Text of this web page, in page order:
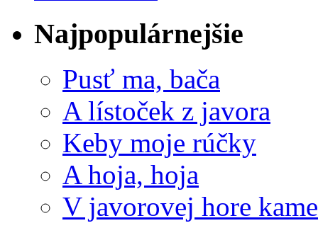
Najpopulárnejšie
Pusť ma, bača
A lístoček z javora
Keby moje rúčky
A hoja, hoja
V javorovej hore